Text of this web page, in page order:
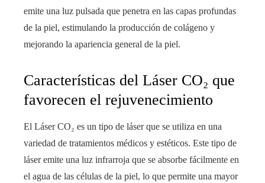
emite una luz pulsada que penetra en las capas profundas
de la piel, estimulando la producción de colágeno y
mejorando la apariencia general de la piel.
Características del Láser CO₂ que
favorecen el rejuvenecimiento
El Láser CO₂ es un tipo de láser que se utiliza en una
variedad de tratamientos médicos y estéticos. Este tipo de
láser emite una luz infrarroja que se absorbe fácilmente en
el agua de las células de la piel, lo que permite una mayor